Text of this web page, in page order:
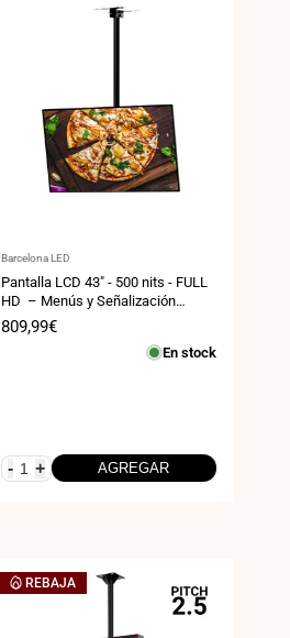
Proveedor:
Barcelona LED
Pantalla LCD 43" - 500 nits - FULL
HD – Menús y Señalización
Digital - Soporte de techo
Precio
809,99€
En stock
- + AGREGAR
REBAJA